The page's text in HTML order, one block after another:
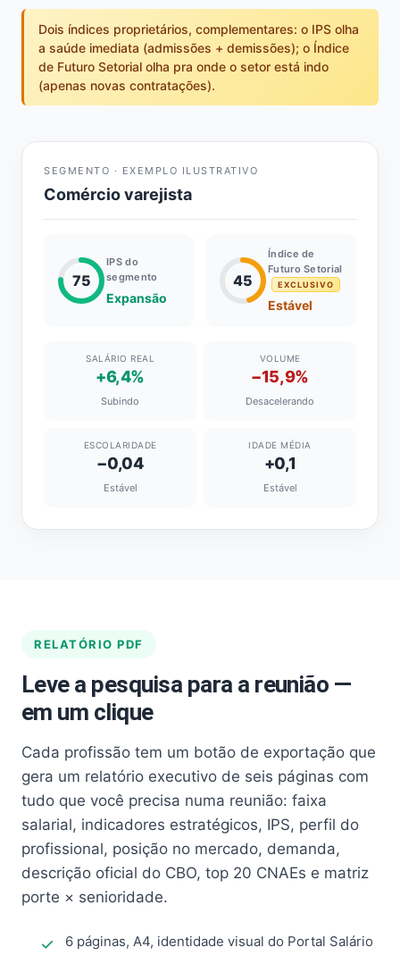
Dois índices proprietários, complementares: o IPS olha
a saúde imediata (admissões + demissões); o Índice
de Futuro Setorial olha pra onde o setor está indo
(apenas novas contratações).
SEGMENTO · EXEMPLO ILUSTRATIVO
Comércio varejista
75
IPS do
segmento
Expansão
45
Índice de
Futuro Setorial
EXCLUSIVO
Estável
SALÁRIO REAL
+6,4%
Subindo
VOLUME
−15,9%
Desacelerando
ESCOLARIDADE
−0,04
Estável
IDADE MÉDIA
+0,1
Estável
RELATÓRIO PDF
Leve a pesquisa para a reunião —
em um clique
Cada profissão tem um botão de exportação que
gera um relatório executivo de seis páginas com
tudo que você precisa numa reunião: faixa
salarial, indicadores estratégicos, IPS, perfil do
profissional, posição no mercado, demanda,
descrição oficial do CBO, top 20 CNAEs e matriz
porte × senioridade.
6 páginas, A4, identidade visual do Portal Salário